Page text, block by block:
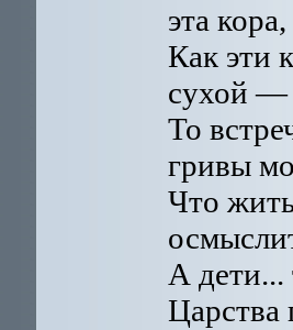
эта кора,
Как эти
сухой —
То
гривы
Что
А дети...
Царства